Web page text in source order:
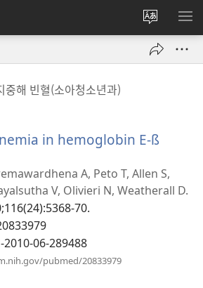
사이트
언어
변경
메
중해 빈혈(소아청소년과)
in hemoglobin E-ß
A, Peto T, Allen S,
V, Olivieri N, Weatherall D.
70.
06-289488
pubmed/20833979